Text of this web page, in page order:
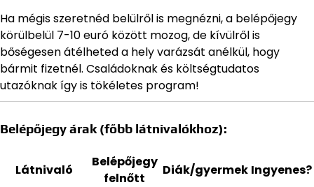
Ha mégis szeretnéd belülről is megnézni, a belépőjegy
körülbelül 7-10 euró között mozog, de kívülről is
bőségesen átélheted a hely varázsát anélkül, hogy
bármit fizetnél. Családoknak és költségtudatos
utazóknak így is tökéletes program!
Belépőjegy árak (főbb látnivalókhoz):
Látnivaló
Belépőjegy
felnőtt
Diák/gyermek Ingyenes?